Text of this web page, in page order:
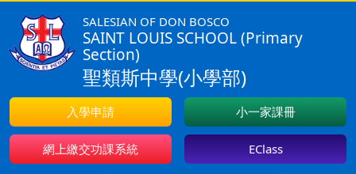
SALESIAN OF DON BOSCO
SAINT LOUIS SCHOOL (Primary
Section)
聖類斯中學(小學部)
入學申請 小一家課冊
網上繳交功課系統 EClass